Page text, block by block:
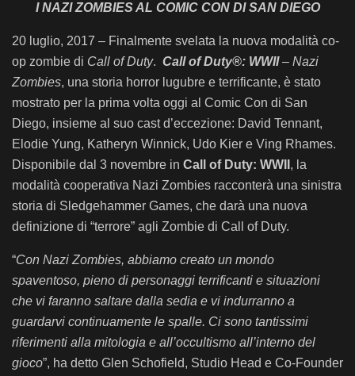
I NAZI ZOMBIES AL COMIC CON DI SAN DIEGO
20 luglio, 2017 – Finalmente svelata la nuova modalità co-
op zombie di Call of Duty. Call of Duty®: WWII– Nazi
Zombies, una storia horror lugubre e terrificante, è stato
mostrato per la prima volta oggi al Comic Con di San
Diego, insieme al suo cast d’eccezione: David Tennant,
Elodie Yung, Katheryn Winnick, Udo Kier e Ving Rhames.
Disponibile dal 3 novembre in Call of Duty: WWII , la
modalità cooperativa Nazi Zombies racconterà una sinistra
storia di Sledgehammer Games, che darà una nuova
definizione di “terrore” agli Zombie di Call of Duty.
“Con Nazi Zombies, abbiamo creato un mondo
spaventoso, pieno di personaggi terrificanti e situazioni
che vi faranno saltare dalla sedia e vi indurranno a
guardarvi continuamente le spalle. Ci sono tantissimi
riferimenti alla mitologia e all’occultismo all’interno del
gioco”, ha detto Glen Schofield, Studio Head e Co-Founder